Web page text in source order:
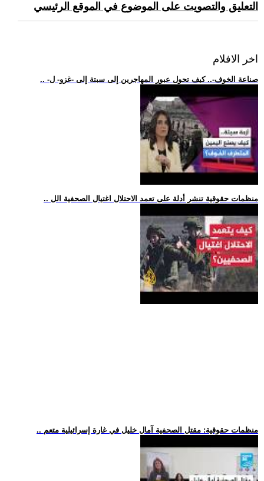
التعليق والتصويت على الموضوع في الموقع الرئيسي
اخر الافلام
.. -صناعة الخوف-.. كيف تحول عبور المهاجرين إلى سبتة إلى -غزو- ل
.. منظمات حقوقية تنشر أدلة على تعمد الاحتلال اغتيال الصحفية الل
.. منظمات حقوقية: مقتل الصحفية آمال خليل في غارة إسرائيلية متعم